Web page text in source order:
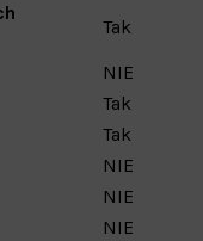
Tak
NIE
Tak
Tak
NIE
NIE
NIE